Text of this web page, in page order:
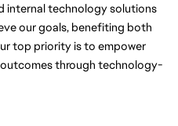
internal technology solutions
our goals, benefiting both
top priority is to empower
through technology-